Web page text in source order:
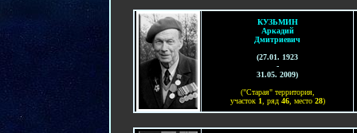
КУЗЬМИН
Аркадий
Дмитриевич
(27.01. 1923
-
31.05. 2009)
("Старая" территория,
участок 1, ряд 46, место 28)